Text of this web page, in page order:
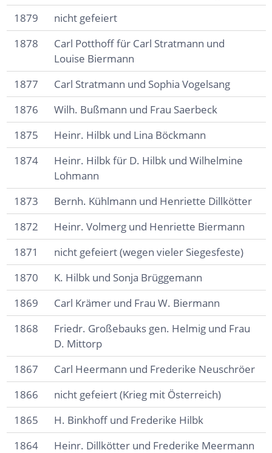
1879
nicht gefeiert
1878
Carl Potthoff für Carl Stratmann und
Louise Biermann
1877
Carl Stratmann und Sophia Vogelsang
1876
Wilh. Bußmann und Frau Saerbeck
1875
Heinr. Hilbk und Lina Böckmann
1874
Heinr. Hilbk für D. Hilbk und Wilhelmine
Lohmann
1873
Bernh. Kühlmann und Henriette Dillkötter
1872
Heinr. Volmerg und Henriette Biermann
1871
nicht gefeiert (wegen vieler Siegesfeste)
1870
K. Hilbk und Sonja Brüggemann
1869
Carl Krämer und Frau W. Biermann
1868
Friedr. Großebauks gen. Helmig und Frau
D. Mittorp
1867
Carl Heermann und Frederike Neuschröer
1866
nicht gefeiert (Krieg mit Österreich)
1865
H. Binkhoff und Frederike Hilbk
1864
Heinr. Dillkötter und Frederike Meermann